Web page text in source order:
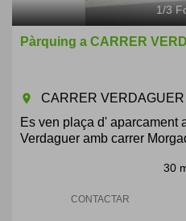
1/3
Pàrquing a CARRER
room
CARRER VERDAGUER
Es ven plaça d' aparcament
Verdaguer amb carrer
30
CONTACTAR